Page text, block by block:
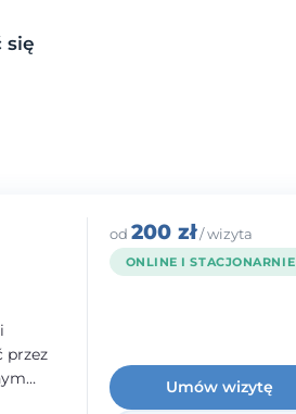
się
przez
w
od 200 zł/ wizyta
ONLINE I STACJONARNIE
Umów wizytę